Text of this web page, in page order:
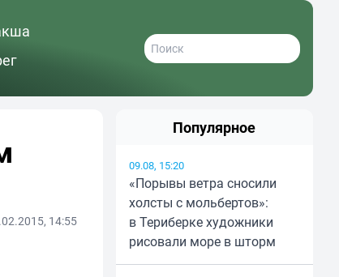
14:55
Популярное
09.08, 15:20
«Порывы ветра сносили
холсты с мольбертов»:
в Териберке художники
рисовали море в шторм